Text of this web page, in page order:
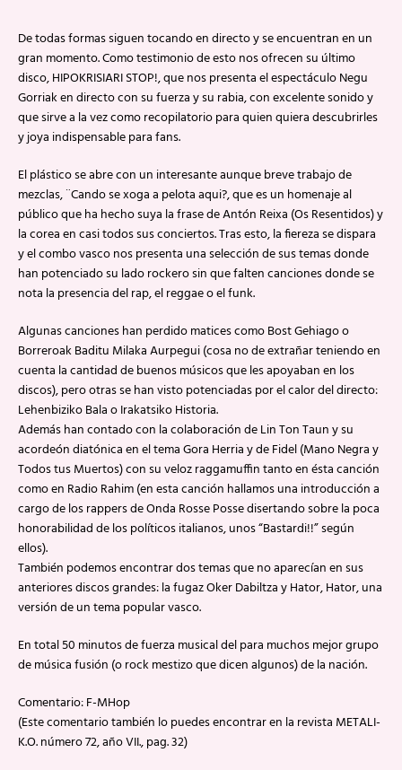
De todas formas siguen tocando en directo y se encuentran en un
gran momento. Como testimonio de esto nos ofrecen su último
disco, HIPOKRISIARI STOP!, que nos presenta el espectáculo Negu
Gorriak en directo con su fuerza y su rabia, con excelente sonido y
que sirve a la vez como recopilatorio para quien quiera descubrirles
y joya indispensable para fans.
El plástico se abre con un interesante aunque breve trabajo de
mezclas, ¨Cando se xoga a pelota aqui?, que es un homenaje al
público que ha hecho suya la frase de Antón Reixa (Os Resentidos) y
la corea en casi todos sus conciertos. Tras esto, la fiereza se dispara
y el combo vasco nos presenta una selección de sus temas donde
han potenciado su lado rockero sin que falten canciones donde se
nota la presencia del rap, el reggae o el funk.
Algunas canciones han perdido matices como Bost Gehiago o
Borreroak Baditu Milaka Aurpegui (cosa no de extrañar teniendo en
cuenta la cantidad de buenos músicos que les apoyaban en los
discos), pero otras se han visto potenciadas por el calor del directo:
Lehenbiziko Bala o Irakatsiko Historia.
Además han contado con la colaboración de Lin Ton Taun y su
acordeón diatónica en el tema Gora Herria y de Fidel (Mano Negra y
Todos tus Muertos) con su veloz raggamuffin tanto en ésta canción
como en Radio Rahim (en esta canción hallamos una introducción a
cargo de los rappers de Onda Rosse Posse disertando sobre la poca
honorabilidad de los políticos italianos, unos “Bastardi!!” según
ellos).
También podemos encontrar dos temas que no aparecían en sus
anteriores discos grandes: la fugaz Oker Dabiltza y Hator, Hator, una
versión de un tema popular vasco.
En total 50 minutos de fuerza musical del para muchos mejor grupo
de música fusión (o rock mestizo que dicen algunos) de la nación.
Comentario: F-MHop
(Este comentario también lo puedes encontrar en la revista METALI-
K.O. número 72, año VII., pag. 32)